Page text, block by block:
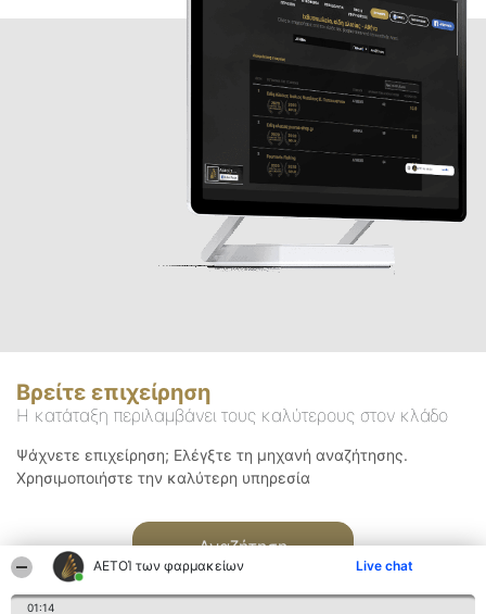
ΑΕΤΟΊ των φαρμακείων Live chat
01:14
Βρείτε επιχείρηση
Η κατάταξη περιλαμβάνει τους καλύτερους στον κλάδο
Ψάχνετε επιχείρηση; Ελέγξτε τη μηχανή αναζήτησης.
Χρησιμοποιήστε την καλύτερη υπηρεσία
Αναζήτηση